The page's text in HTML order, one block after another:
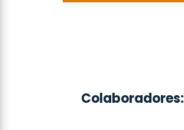
Colaboradores: